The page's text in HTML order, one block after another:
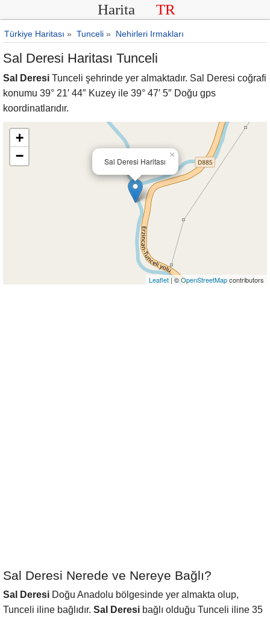
Harita TR
Türkiye Haritası » Tunceli » Nehirleri Irmakları
Sal Deresi Haritası Tunceli
Sal Deresi Tunceli şehrinde yer almaktadır. Sal Deresi coğrafi
konumu 39° 21′ 44″ Kuzey ile 39° 47′ 5″ Doğu gps
koordinatlarıdır.
Sal Deresi Haritası
×
+
−
Leaflet | ©OpenStreetMapcontributors
Sal Deresi Nerede ve Nereye Bağlı?
Sal Deresi Doğu Anadolu bölgesinde yer almakta olup,
Tunceli iline bağlıdır. Sal Deresi bağlı olduğu Tunceli iline 35